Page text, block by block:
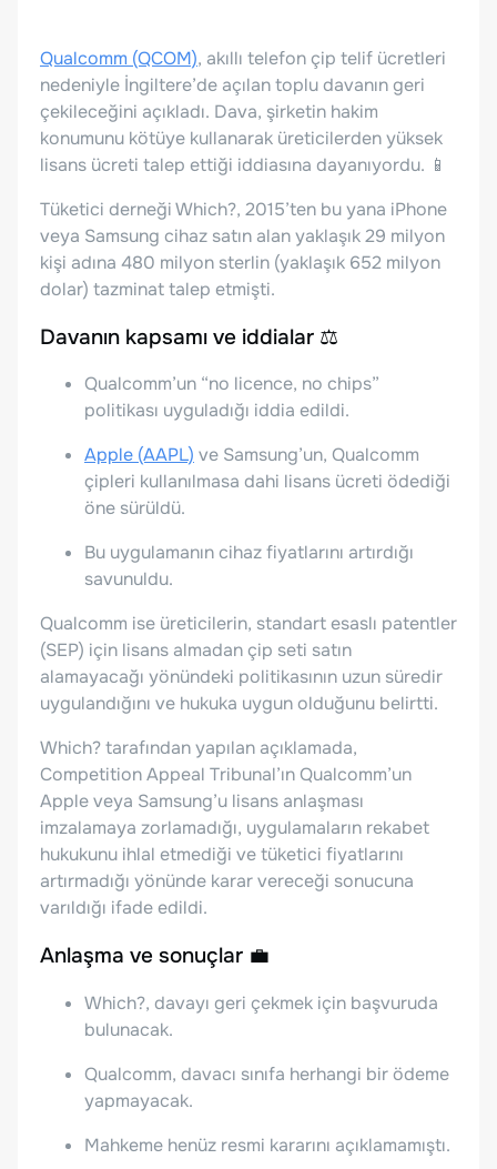
Qualcomm (QCOM), akıllı telefon çip telif ücretleri
nedeniyle İngiltere’de açılan toplu davanın geri
çekileceğini açıkladı. Dava, şirketin hakim
konumunu kötüye kullanarak üreticilerden yüksek
lisans ücreti talep ettiği iddiasına dayanıyordu. 📱
Tüketici derneği Which?, 2015’ten bu yana iPhone
veya Samsung cihaz satın alan yaklaşık 29 milyon
kişi adına 480 milyon sterlin (yaklaşık 652 milyon
dolar) tazminat talep etmişti.
Davanın kapsamı ve iddialar ⚖️
Qualcomm’un “no licence, no chips”
politikası uyguladığı iddia edildi.
Apple (AAPL) ve Samsung’un, Qualcomm
çipleri kullanılmasa dahi lisans ücreti ödediği
öne sürüldü.
Bu uygulamanın cihaz fiyatlarını artırdığı
savunuldu.
Qualcomm ise üreticilerin, standart esaslı patentler
(SEP) için lisans almadan çip seti satın
alamayacağı yönündeki politikasının uzun süredir
uygulandığını ve hukuka uygun olduğunu belirtti.
Which? tarafından yapılan açıklamada,
Competition Appeal Tribunal’ın Qualcomm’un
Apple veya Samsung’u lisans anlaşması
imzalamaya zorlamadığı, uygulamaların rekabet
hukukunu ihlal etmediği ve tüketici fiyatlarını
artırmadığı yönünde karar vereceği sonucuna
varıldığı ifade edildi.
Anlaşma ve sonuçlar 💼
Which?, davayı geri çekmek için başvuruda
bulunacak.
Qualcomm, davacı sınıfa herhangi bir ödeme
yapmayacak.
Mahkeme henüz resmi kararını açıklamamıştı.